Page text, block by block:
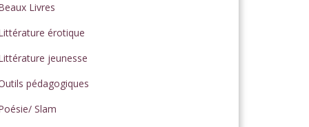
Livres
érotique
jeunesse
pédagogiques
Slam